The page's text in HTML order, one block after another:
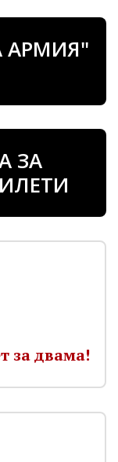
АРМИЯ"
ЗА
за двама!